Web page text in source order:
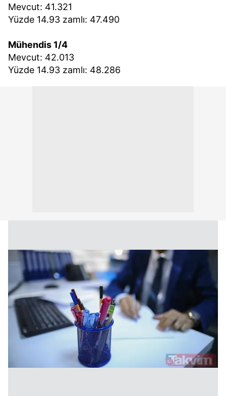
Mevcut: 41.321
Yüzde 14.93 zamlı: 47.490
Mühendis 1/4
Mevcut: 42.013
Yüzde 14.93 zamlı: 48.286